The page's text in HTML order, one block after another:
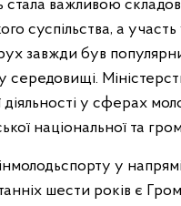
стала важливою
суспільства, а
завжди був
у сферах
національної та
у
шести років є